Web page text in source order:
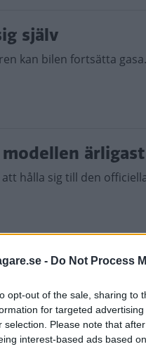
- Do Not Process
opt-out of the sale, sharing to
for targeted
selection. Please note that
interest-based ads based
själv
kan bilen fortsätta
ärligast
hålla sig till den
nästa Leaf
av en mer